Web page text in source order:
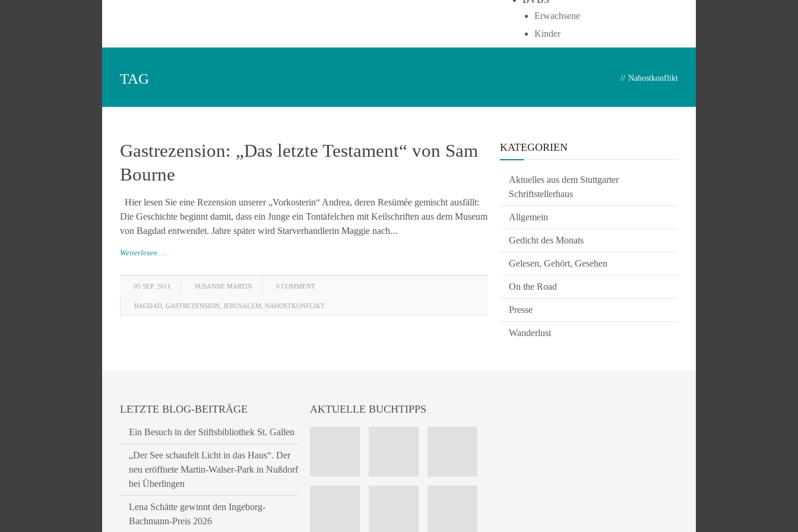
Erwachsene
Kinder
TAG // Nahostkonflikt
Gastrezension: „Das letzte Testament“ von Sam
Bourne
Hier lesen Sie eine Rezension unserer „Vorkosterin“ Andrea, deren Resümée gemischt ausfällt:
Die Geschichte beginnt damit, dass ein Junge ein Tontäfelchen mit Keilschriften aus dem Museum
von Bagdad entwendet. Jahre später wird Starverhandlerin Maggie nach...
Weiterlesen …
05 SEP. 2011 SUSANNE MARTIN 0 COMMENT
BAGDAD GASTREZENSION JERUSALEM NAHOSTKONFLIKT
KATEGORIEN
Aktuelles aus dem Stuttgarter
Schriftstellerhaus
Allgemein
Gedicht des Monats
Gelesen, Gehört, Gesehen
On the Road
Presse
Wanderlust
LETZTE BLOG-BEITRÄGE
Ein Besuch in der Stiftsbibliothek St. Gallen
„Der See schaufelt Licht in das Haus“. Der
neu eröffnete Martin-Walser-Park in Nußdorf
bei Überlingen
Lena Schätte gewinnt den Ingeborg-
Bachmann-Preis 2026
AKTUELLE BUCHTIPPS